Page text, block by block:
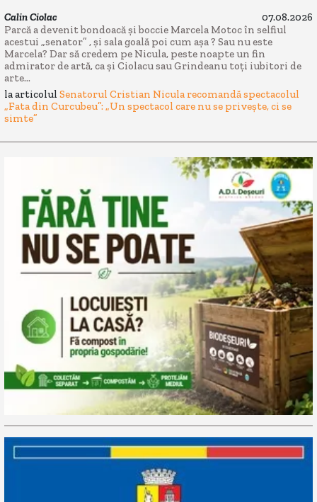
Calin Ciolac
07.08.2026
Parcă a devenit bondoacă și boccie Marcela Motoc în selfiul
acestui „senator” , și sala goală poi cum așa ? Sau nu este
Marcela? Dar să credem pe Nicula, peste noapte un fin
admirator de artă, ca și Ciolacu sau Grindeanu toți iubitori de
arte...
la articolul Senatorul Cristian Nicula recomandă spectacolul
„Fata din Curcubeu”: „Un spectacol care nu se privește, ci se
simte”